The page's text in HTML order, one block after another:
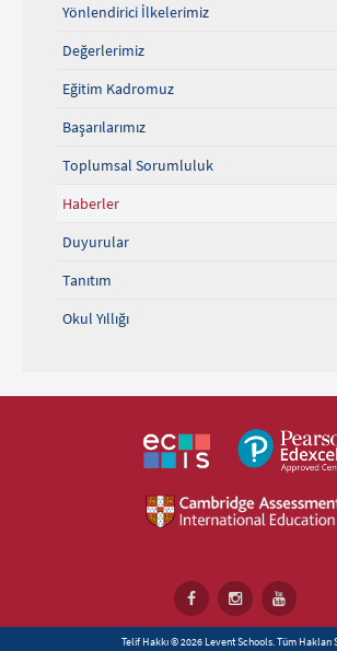
Yönlendirici İlkelerimiz
Değerlerimiz
Eğitim Kadromuz
Başarılarımız
Toplumsal Sorumluluk
Haberler
Duyurular
Tanıtım
Okul Yıllığı
Telif Hakkı © 2026 Levent Schools. Tüm Hakları